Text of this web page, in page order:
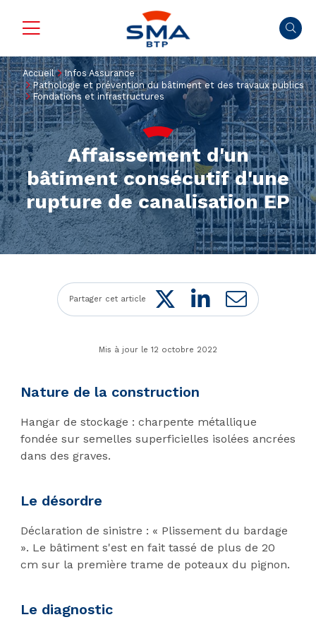
Accueil
Infos Assurance
Pathologie et prévention du bâtiment et des travaux publics
Fondations et infrastructures
Affaissement d'un
bâtiment consécutif d'une
rupture de canalisation EP
Partager cet article Twitter
LinkedIn
Mail
Mis à jour le 12 octobre 2022
Nature de la construction
Hangar de stockage : charpente métallique
fondée sur semelles superficielles isolées ancrées
dans des graves.
Le désordre
Déclaration de sinistre : « Plissement du bardage
». Le bâtiment s'est en fait tassé de plus de 20
cm sur la première trame de poteaux du pignon.
Le diagnostic